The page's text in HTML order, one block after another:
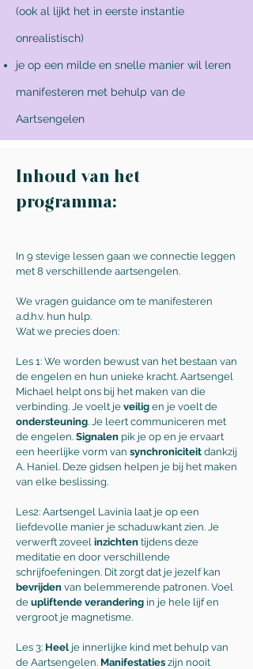
(ook al lijkt het in eerste instantie
onrealistisch)
je op een milde en snelle manier wil leren
manifesteren met behulp van de
Aartsengelen
Inhoud van het
programma:
In 9 stevige lessen gaan we connectie leggen
met 8 verschillende aartsengelen.
We vragen guidance om te manifesteren
a.d.h.v. hun hulp.
Wat we precies doen:
Les 1: We worden bewust van het bestaan van
de engelen en hun unieke kracht. Aartsengel
Michael helpt ons bij het maken van die
verbinding. Je voelt je veilig en je voelt de
ondersteuning. Je leert communiceren met
de engelen. Signalen pik je op en je ervaart
een heerlijke vorm van synchroniciteit dankzij
A. Haniel. Deze gidsen helpen je bij het maken
van elke beslissing.
Les2: Aartsengel Lavinia laat je op een
liefdevolle manier je schaduwkant zien. Je
verwerft zoveel inzichten tijdens deze
meditatie en door verschillende
schrijfoefeningen. Dit zorgt dat je jezelf kan
bevrijden van belemmerende patronen. Voel
de upliftende verandering in je hele lijf en
vergroot je magnetisme.
Les 3: Heel je innerlijke kind met behulp van
de Aartsengelen. Manifestaties zijn nooit